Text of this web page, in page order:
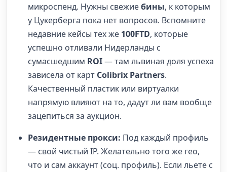
микроспенд. Нужны свежиебины, к которым
у Цукерберга пока нет вопросов. Вспомните
недавние кейсы тех же 100FTD, которые
успешно отливали Нидерланды с
сумасшедшим ROI— там львиная доля успеха
зависела от карт Colibrix Partners.
Качественный пластик или виртуалки
напрямую влияют на то, дадут ли вам вообще
зацепиться за аукцион.
Резидентные прокси: Под каждый профиль
— свой чистый IP. Желательно того же гео,
что и сам аккаунт (соц. профиль). Если льете с